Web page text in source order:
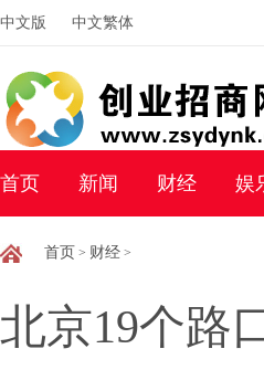
中文版 中文繁体
首页 新闻 财经 娱
首页 > 财经 >
北京19个路